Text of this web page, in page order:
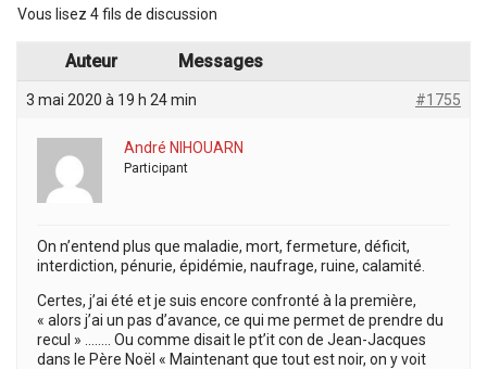
Vous lisez 4 fils de discussion
Auteur Messages
3 mai 2020 à 19 h 24 min #1755
André NIHOUARN
Participant
On n’entend plus que maladie, mort, fermeture, déficit,
interdiction, pénurie, épidémie, naufrage, ruine, calamité.
Certes, j’ai été et je suis encore confronté à la première,
« alors j’ai un pas d’avance, ce qui me permet de prendre du
recul » …….. Ou comme disait le pt’it con de Jean-Jacques
dans le Père Noël « Maintenant que tout est noir, on y voit